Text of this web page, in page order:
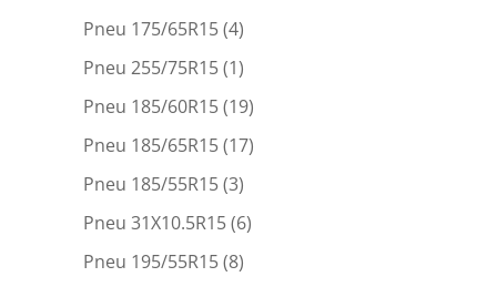
Pneu 175/65R15(4)
Pneu 255/75R15(1)
Pneu 185/60R15(19)
Pneu 185/65R15(17)
Pneu 185/55R15(3)
Pneu 31X10.5R15(6)
Pneu 195/55R15(8)